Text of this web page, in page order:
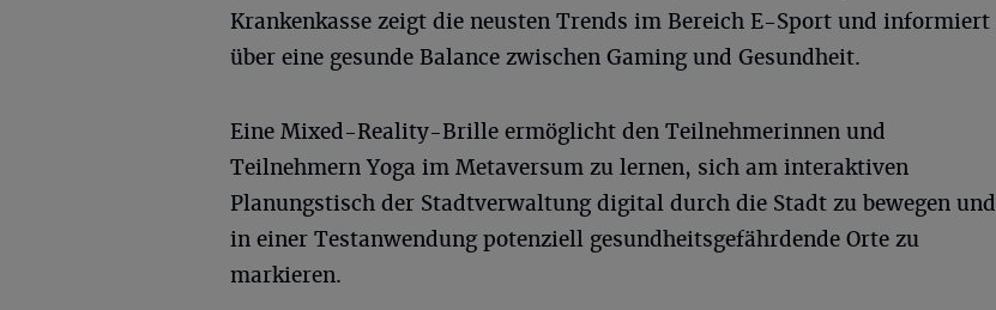
Krankenkasse zeigt die neusten Trends im Bereich E-Sport und informiert
über eine gesunde Balance zwischen Gaming und Gesundheit.
Eine Mixed-Reality-Brille ermöglicht den Teilnehmerinnen und
Teilnehmern Yoga im Metaversum zu lernen, sich am interaktiven
Planungstisch der Stadtverwaltung digital durch die Stadt zu bewegen und
in einer Testanwendung potenziell gesundheitsgefährdende Orte zu
markieren.